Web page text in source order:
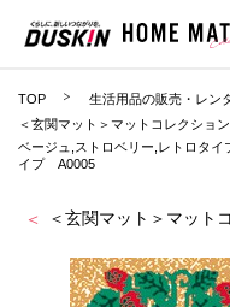
TOP 生活用品の販売・レン
＜玄関マット＞マットコレクション
ベージュ,ストロベリー,レトロタ
イプ A0005
＜玄関マット＞マット